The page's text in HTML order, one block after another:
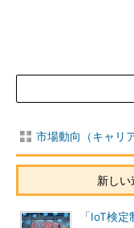
市場動向（キャリ
新し
「IoT検